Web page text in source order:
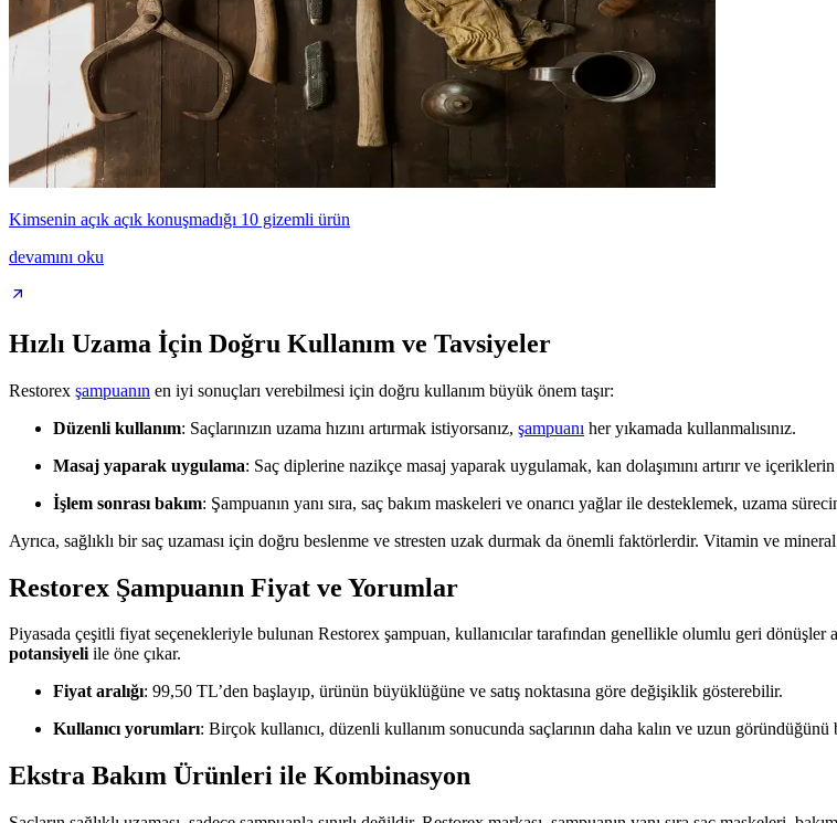
Kimsenin açık açık konuşmadığı 10 gizemli ürün
devamını oku
Hızlı Uzama İçin Doğru Kullanım ve Tavsiyeler
Restorex şampuanın en iyi sonuçları verebilmesi için doğru kullanım büyük önem taşır:
Düzenli kullanım: Saçlarınızın uzama hızını artırmak istiyorsanız, şampuanı her yıkamada kullanmalısınız.
Masaj yaparak uygulama: Saç diplerine nazikçe masaj yaparak uygulamak, kan dolaşımını artırır ve
İşlem sonrası bakım: Şampuanın yanı sıra, saç bakım maskeleri ve onarıcı yağlar ile desteklemek, uzama
Ayrıca, sağlıklı bir saç uzaması için doğru beslenme ve stresten uzak durmak da önemli faktörlerdir. Vitamin ve
Restorex Şampuanın Fiyat ve Yorumlar
Piyasada çeşitli fiyat seçenekleriyle bulunan Restorex şampuan, kullanıcılar tarafından genellikle olumlu geri dönüşler
potansiyeliile öne çıkar.
Fiyat aralığı: 99,50 TL’den başlayıp, ürünün büyüklüğüne ve satış noktasına göre değişiklik gösterebilir.
Kullanıcı yorumları: Birçok kullanıcı, düzenli kullanım sonucunda saçlarının daha kalın ve uzun
Ekstra Bakım Ürünleri ile Kombinasyon